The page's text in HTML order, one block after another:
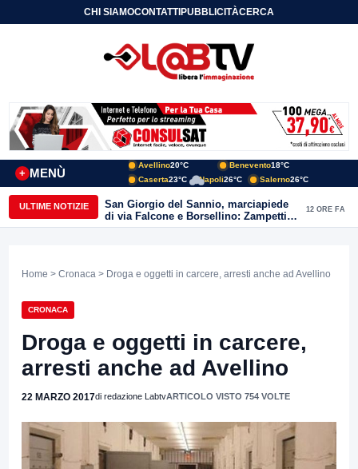
CHI SIAMOCONTATTIPUBBLICITÀCERCA
MENÙ
+
Avellino20°C Benevento18°C
Caserta23°C Napoli26°C Salerno26°C
ULTIME NOTIZIE
San Giorgio del Sannio, marciapiede
di via Falcone e Borsellino: Zampetti e
Lombardi replicano alle polemiche
12 ORE FA
Home > Cronaca > Droga e oggetti in carcere, arresti anche ad Avellino
CRONACA
Droga e oggetti in carcere,
arresti anche ad Avellino
22 MARZO 2017di redazione LabtvARTICOLO VISTO 754 VOLTE